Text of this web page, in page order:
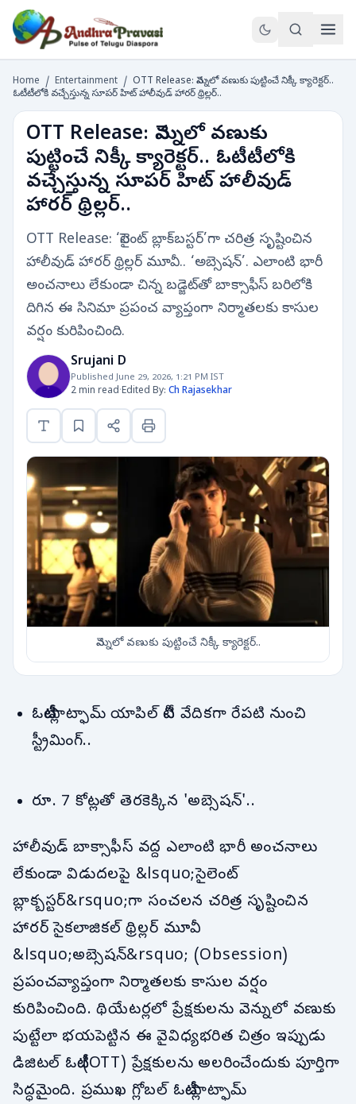
Home / Entertainment / OTT Release: వెన్నులో వణుకు పుట్టించే నిక్కీ క్యారెక్టర్..
ఓటీటీలోకి వచ్చేస్తున్న సూపర్ హిట్ హాలీవుడ్ హారర్ థ్రిల్లర్..
OTT Release: వెన్నులో వణుకు
పుట్టించే నిక్కీ క్యారెక్టర్.. ఓటీటీలోకి
వచ్చేస్తున్న సూపర్ హిట్ హాలీవుడ్
హారర్ థ్రిల్లర్..
OTT Release: ‘సైలెంట్ బ్లాక్‌బస్టర్’గా చరిత్ర సృష్టించిన
హాలీవుడ్ హారర్ థ్రిల్లర్ మూవీ.. ‘అబ్సెషన్’. ఎలాంటి భారీ
అంచనాలు లేకుండా చిన్న బడ్జెట్‌తో బాక్సాఫీస్ బరిలోకి
దిగిన ఈ సినిమా ప్రపంచ వ్యాప్తంగా నిర్మాతలకు కాసుల
వర్షం కురిపించింది.
Srujani D
Published June 29, 2026, 1:21 PM IST
2 min read·Edited By: Ch Rajasekhar
వెన్నులో వణుకు పుట్టించే నిక్కీ క్యారెక్టర్..
ఓటీటీ ప్లాట్ఫామ్ యాపిల్ టీవీ వేదికగా రేపటి నుంచి
స్ట్రీమింగ్..
రూ. 7 కోట్లతో తెరకెక్కిన 'అబ్సెషన్'..
హాలీవుడ్ బాక్సాఫీస్ వద్ద ఎలాంటి భారీ అంచనాలు
లేకుండా విడుదలపై &lsquo;సైలెంట్
బ్లాక్బస్టర్&rsquo;గా సంచలన చరిత్ర సృష్టించిన
హారర్ సైకలాజికల్ థ్రిల్లర్ మూవీ
&lsquo;అబ్సెషన్&rsquo; (Obsession)
ప్రపంచవ్యాప్తంగా నిర్మాతలకు కాసుల వర్షం
కురిపించింది. థియేటర్లలో ప్రేక్షకులను వెన్నులో వణుకు
పుట్టేలా భయపెట్టిన ఈ వైవిధ్యభరిత చిత్రం ఇప్పుడు
డిజిటల్ ఓటీటీ (OTT) ప్రేక్షకులను అలరించేందుకు పూర్తిగా
సిద్ధమైంది. ప్రముఖ గ్లోబల్ ఓటీటీ ప్లాట్ఫామ్